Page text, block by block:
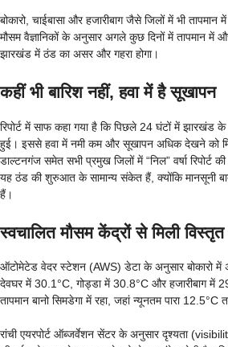
बोकारो, चाईबासा और हजारीबाग जैसे जिलों में भी तापमान
मौसम वैज्ञानिकों के अनुसार अगले कुछ दिनों में तापमान
झारखंड में ठंड का असर और गहरा होगा।
कहीं भी बारिश नहीं, हवा में है सूखापन
रिपोर्ट में साफ कहा गया है कि पिछले 24 घंटों में झारखंड के
हुई। इससे हवा में नमी कम और सूखापन अधिक देखने को
डाल्टनगंज समेत सभी प्रमुख जिलों में “निल” वर्षा रिपोर्ट
यह ठंड की शुरुआत के सामान्य संकेत हैं, क्योंकि मानसूनी
हैं।
स्वचालित मौसम केंद्रों से मिली विस्तृत
ऑटोमेटेड वेदर स्टेशन (AWS) डेटा के अनुसार बोकारो में
देवघर में 30.1°C, गोड्डा में 30.8°C और हजारीबाग में
तापमान बानो सिमडेगा में रहा, जहां न्यूनतम पारा
रांची एयरपोर्ट ऑब्जर्वेशन सेंटर के अनुसार दृश्यता